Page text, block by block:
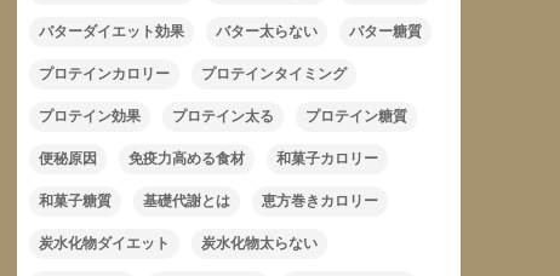
バターダイエット効果 バター太らない バター糖質
プロテインカロリー プロテインタイミング
プロテイン効果 プロテイン太る プロテイン糖質
便秘原因 免疫力高める食材 和菓子カロリー
和菓子糖質 基礎代謝とは 恵方巻きカロリー
炭水化物ダイエット 炭水化物太らない